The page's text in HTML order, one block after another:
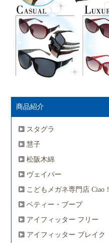
商品紹介
スタグラ
慧子
松阪木綿
ヴェイパー
こどもメガネ専門店 Ciao！
ベティー・ブープ
アイフィッター フリー
アイフィッター ブレイク